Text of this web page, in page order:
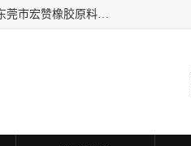
东莞市宏赞橡胶原料有限公司批量供应：橡胶色胶、橡胶色母、橡胶色母胶、橡胶颜料、橡胶色片等产品。东莞市宏赞橡胶原料有限公司经营已经十五年的历史，目前的客户群广达东南亚各国，也是目前橡胶制造密集度高的中国大陆橡胶制品工厂使用多，市场占有率高的色胶专业生产工厂。